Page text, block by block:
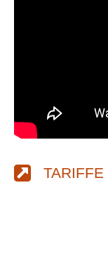
TARIFFE